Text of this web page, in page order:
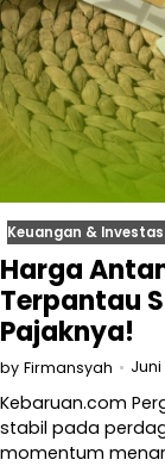
Keuangan &
Harga
Terpantau
Pajaknya!
by Firmansyah Juni
Kebaruan.com
stabil pada
momentum